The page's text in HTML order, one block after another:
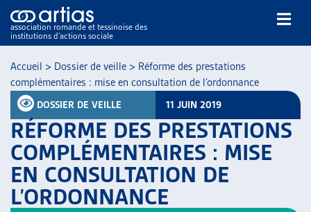
association romande et tessinoise des
institutions d’actions sociale
NOS PUBLICATIONS
ARTICLES
DOSSIERS DU MOIS
Accueil > Dossier de veille > Réforme des prestations
complémentaires : mise en consultation de l’ordonnance
DOSSIER DE VEILLE 11 JUIN 2019
RÉFORME DES PRESTATIONS
COMPLÉMENTAIRES : MISE
EN CONSULTATION DE
L’ORDONNANCE